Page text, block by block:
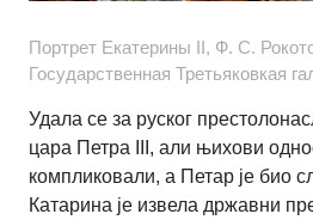
Портрет Екатерины II, Ф. С.
Государственная Третьяковкая
Удала се за руског
цара Петра III , али њихови
компликовали, а Петар је био
Катарина је извела државни